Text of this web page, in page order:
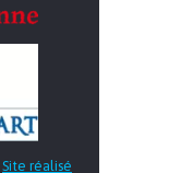
Site réalisé